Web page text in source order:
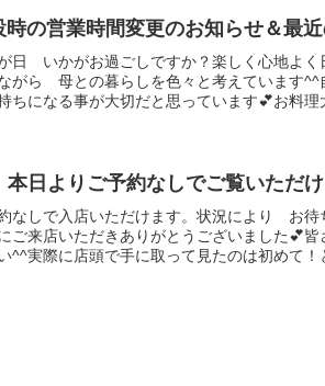
の営業時間変更のお知らせ＆最
日 いかがお過ごしですか？楽しく心地よく
がら 母との暮らしを色々と考えています^^
ちになる事が大切だと思っています💕お料理
日よりご予約なしでご覧いただけ
しで入店いただけます。状況により お待
ご来店いただきありがとうございました💕
実際に店頭で手に取って見たのは初めて！